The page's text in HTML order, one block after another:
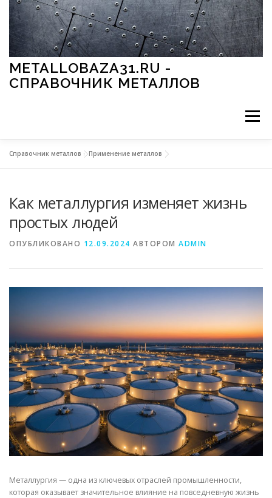
Перейти к содержимому
METALLOBAZA31.RU -
СПРАВОЧНИК МЕТАЛЛОВ
Меню
МЕТАЛЛЫ И ОКРУЖАЮЩАЯ СРЕДА
СОРТА МЕТАЛЛОВ
СТАТЬИ
Справочник металлов »Применение металлов
Как металлургия изменяет жизнь
простых людей
ОПУБЛИКОВАНО 12.09.2024 АВТОРОМ ADMIN
Металлургия — одна из ключевых отраслей промышленности,
которая оказывает значительное влияние на повседневную жизнь